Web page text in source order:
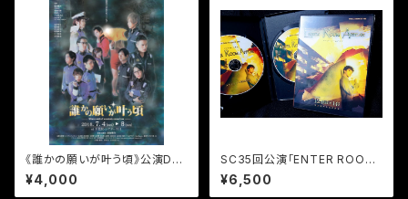
《誰かの願いが叶う頃》公演DV
D
¥4,000
SC35回公演「ENTER ROOM
APPEAR」公演DVD ABcast同
梱+特典映像
¥6,500